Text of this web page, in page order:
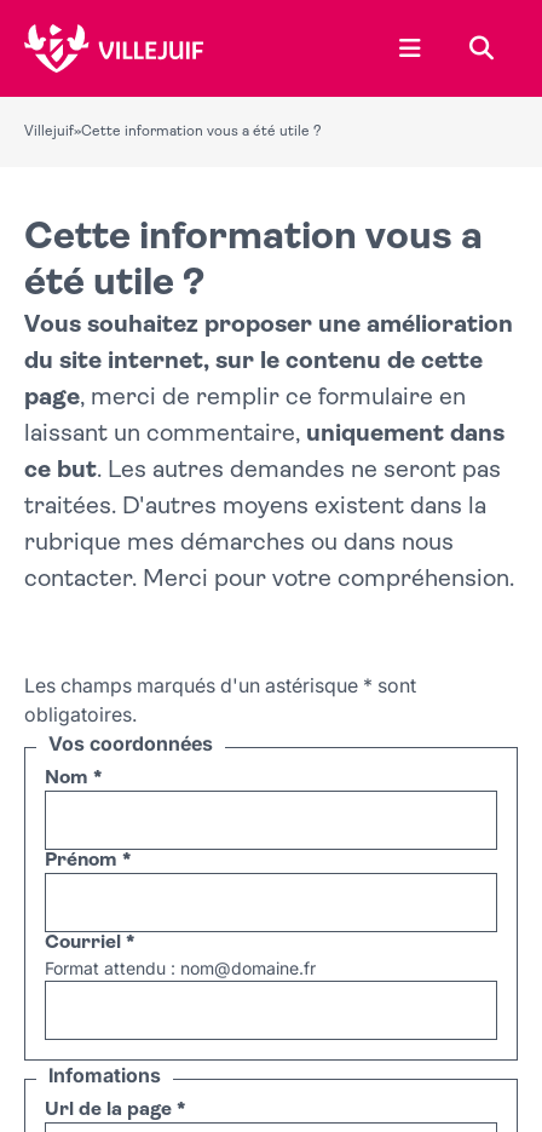
Ouvrir le
Villejuif»Cette information vous a été utile ?
Cette information vous a
été utile ?
Vous souhaitez proposer une amélioration
du site internet, sur le contenu de cette
page, merci de remplir ce formulaire en
laissant un commentaire, uniquement dans
ce but. Les autres demandes ne seront pas
traitées. D'autres moyens existent dans la
rubrique mes démarches ou dans nous
contacter. Merci pour votre compréhension.
Les champs marqués d'un astérisque * sont
obligatoires.
Vos coordonnées
Nom *
Prénom *
Courriel *
Format attendu : nom@domaine.fr
Infomations
Url de la page *